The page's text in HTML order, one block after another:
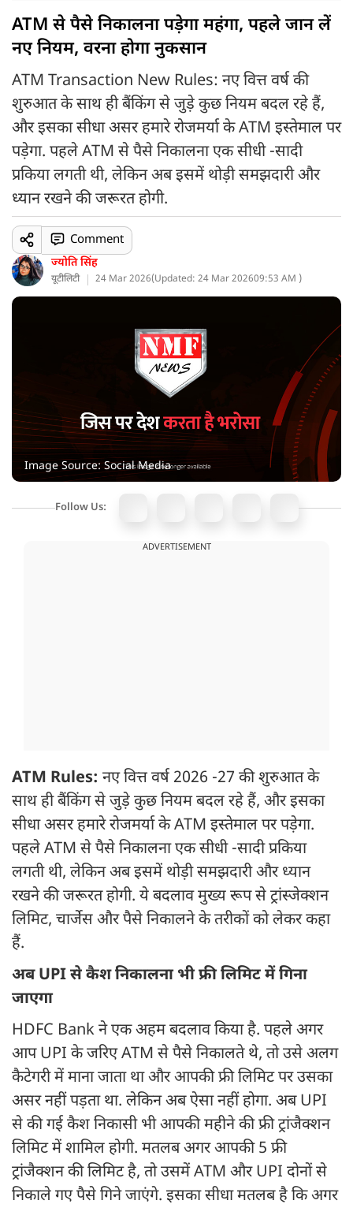
ATM से पैसे निकालना पड़ेगा महंगा, पहले जान लें
नए नियम, वरना होगा नुकसान
ATM Transaction New Rules: नए वित्त वर्ष की
शुरुआत के साथ ही बैंकिंग से जुड़े कुछ नियम बदल रहे हैं,
और इसका सीधा असर हमारे रोजमर्या के ATM इस्तेमाल पर
पड़ेगा. पहले ATM से पैसे निकालना एक सीधी -सादी
प्रकिया लगती थी, लेकिन अब इसमें थोड़ी समझदारी और
ध्यान रखने की जरूरत होगी.
ज्योति सिंह
यूटीलिटी 24 Mar 2026(Updated: 24 Mar 202609:53 AM )
Comment
Image Source: Social Media
Follow Us:
ADVERTISEMENT
ATM Rules: नए वित्त वर्ष 2026 -27 की शुरुआत के
साथ ही बैंकिंग से जुड़े कुछ नियम बदल रहे हैं, और इसका
सीधा असर हमारे रोजमर्या के ATM इस्तेमाल पर पड़ेगा.
पहले ATM से पैसे निकालना एक सीधी -सादी प्रकिया
लगती थी, लेकिन अब इसमें थोड़ी समझदारी और ध्यान
रखने की जरूरत होगी. ये बदलाव मुख्य रूप से ट्रांस्जेक्शन
लिमिट, चार्जेस और पैसे निकालने के तरीकों को लेकर कहा
हैं.
अब UPI से कैश निकालना भी फ्री लिमिट में गिना
जाएगा
HDFC Bank ने एक अहम बदलाव किया है. पहले अगर
आप UPI के जरिए ATM से पैसे निकालते थे, तो उसे अलग
कैटेगरी में माना जाता था और आपकी फ्री लिमिट पर उसका
असर नहीं पड़ता था. लेकिन अब ऐसा नहीं होगा. अब UPI
से की गई कैश निकासी भी आपकी महीने की फ्री ट्रांजैक्शन
लिमिट में शामिल होगी. मतलब अगर आपकी 5 फ्री
ट्रांजैक्शन की लिमिट है, तो उसमें ATM और UPI दोनों से
निकाले गए पैसे गिने जाएंगे. इसका सीधा मतलब है कि अगर